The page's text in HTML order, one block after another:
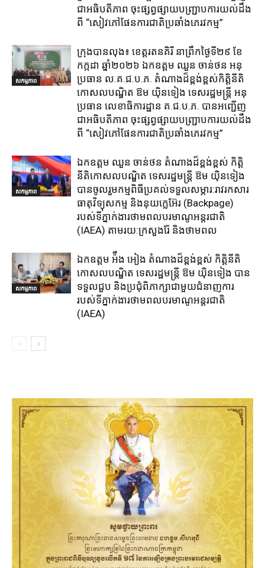
ជាអធិបតីភាព​ ចុះផ្សព្វផ្សាយ​បញ្ជ្រាប​ការ​យល់​ដឹង​
ពី​ “សៀវភៅផែនការជាតិប្រឆាំងភេរវកម្ម”
សកម្មភាព
ក្រុង​បាន​លុង​៖ ខេត្ត​រតនគិរី​ នាព្រឹកថ្ងៃទី២៩ ខែ
កក្កដា ឆ្នាំ២០២៦ ឯកឧត្តម​ ឈួន ចាន់ថន អនុ
ប្រធាន ល.គ.ជ.ប.ភ. តំណាង​ដ៏ខ្ពង់ខ្ពស់​កិត្តិនីតិ
កោសលបណ្ឌិត​ ឱម​ យ៉ិនទៀង​ ទេសរដ្ឋមន្រ្តី​ អនុ
ប្រធាន​ លេខាធិការ​ដ្ឋាន​ គ.ជ.ប.ភ​. បានអញ្ជើញ
ជាអធិបតីភាព​ ចុះផ្សព្វផ្សាយ​បញ្ជ្រាប​ការ​យល់​ដឹង​
ពី​ “សៀវភៅផែនការជាតិប្រឆាំងភេរវកម្ម”
សកម្មភាព
ឯកឧត្តម ឈួន​ ចាន់ថន​ តំណាងដ៏ខ្ពង់ខ្ពស់ កិត្តិ
នីតិកោសលបណ្ឌិត ទេសរដ្ឋមន្ត្រី ឱម យ៉ិនទៀង
បានចូលរួមកម្មពិធីប្រគល់ទទួលសម្ភារ:​រាវរកសារ
ធាតុវិទ្យុសកម្ម​ និង​នុយក្លេអ៊ែរ​ (Backpage)
របស់ទីភ្នាក់ងារថាមពលបរមាណូអន្តរជាតិ
(IAEA) តាមរយ:ក្រសួងរ៉ែ និងថាមពល​
សកម្មភាព
ឯកឧត្តម អ៉ឹង អៀង តំណាងដ៏ខ្ពង់ខ្ពស់ កិត្តិនីតិ
កោសលបណ្ឌិត ទេសរដ្ឋមន្ត្រី ឱម យ៉ិនទៀង បាន
ទទួលជួប និងប្រជុំពិភាក្សាជាមួយជំនាញការ
របស់ទីភ្នាក់ងារថាមពលបរមាណូអន្តរជាតិ
(IAEA)